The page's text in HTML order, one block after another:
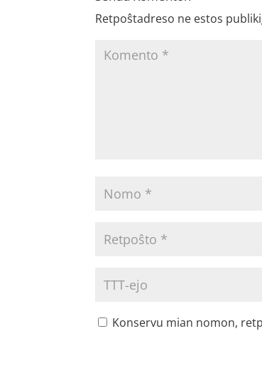
Retpoŝtadreso ne estos
Konservu mian nomon,